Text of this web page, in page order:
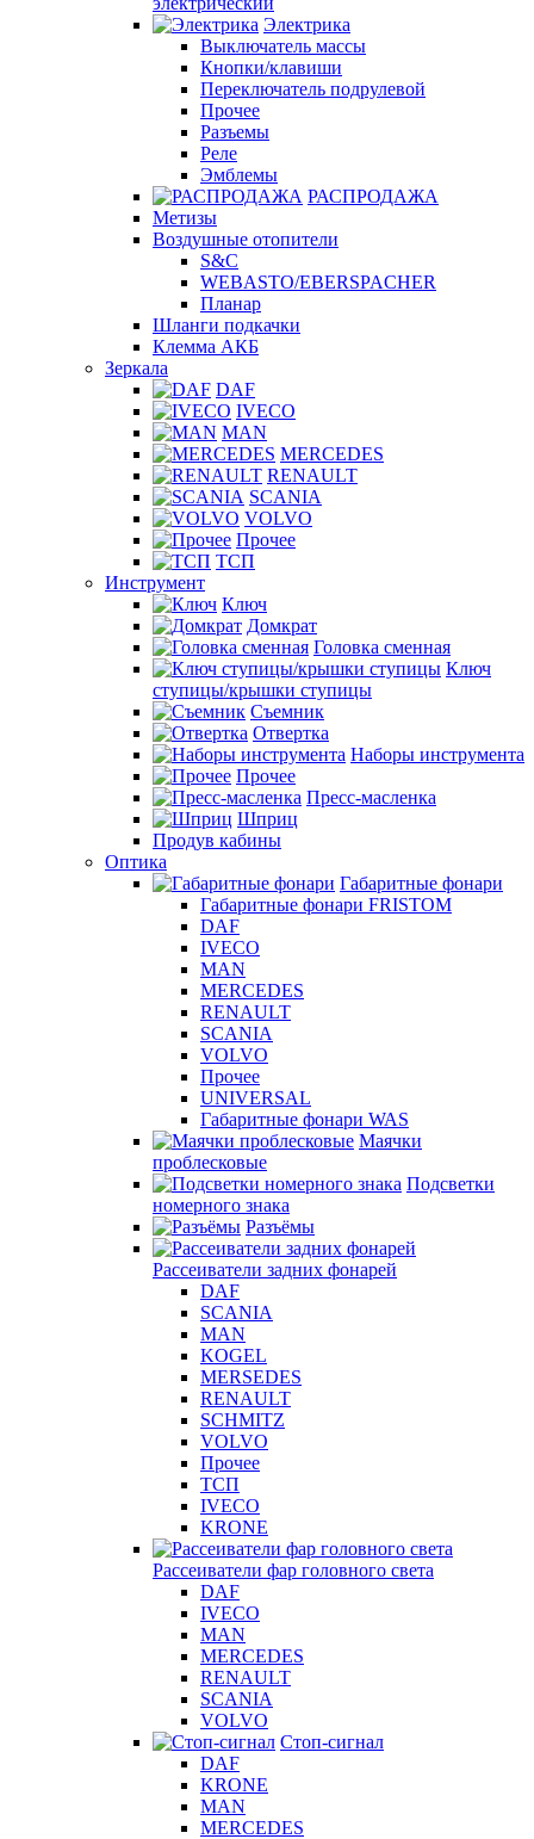
Электрика
Выключатель массы
Кнопки/клавиши
Переключатель подрулевой
Прочее
Разъемы
Реле
Эмблемы
РАСПРОДАЖА
Метизы
Воздушные отопители
S&C
WEBASTO/EBERSPACHER
Планар
Шланги подкачки
Клемма АКБ
Зеркала
DAF
IVECO
MAN
MERCEDES
RENAULT
SCANIA
VOLVO
Прочее
ТСП
Инструмент
Ключ
Домкрат
Головка сменная
Ключ
ступицы/крышки ступицы
Съемник
Отвертка
Наборы инструмента
Прочее
Пресс-масленка
Шприц
Продув кабины
Оптика
Габаритные фонари
Габаритные фонари FRISTOM
DAF
IVECO
MAN
MERCEDES
RENAULT
SCANIA
VOLVO
Прочее
UNIVERSAL
Габаритные фонари WAS
Маячки
проблесковые
Подсветки
номерного знака
Разъёмы
Рассеиватели задних фонарей
DAF
SCANIA
MAN
KOGEL
MERSEDES
RENAULT
SCHMITZ
VOLVO
Прочее
ТСП
IVECO
KRONE
Рассеиватели фар головного света
DAF
IVECO
MAN
MERCEDES
RENAULT
SCANIA
VOLVO
Стоп-сигнал
DAF
KRONE
MAN
MERCEDES